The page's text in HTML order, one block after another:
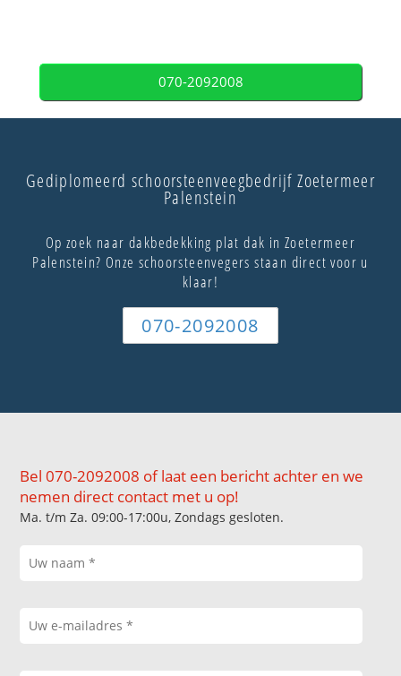
070-2092008
Gediplomeerd schoorsteenveegbedrijf Zoetermeer
Palenstein
Op zoek naar dakbedekking plat dak in Zoetermeer
Palenstein? Onze schoorsteenvegers staan direct voor u
klaar!
070-2092008
Bel 070-2092008 of laat een bericht achter en we
nemen direct contact met u op!
Ma. t/m Za. 09:00-17:00u, Zondags gesloten.